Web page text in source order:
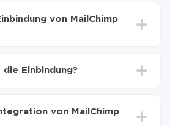
von MailChimp
Einbindung?
es 10-15 Minuten.
von MailChimp